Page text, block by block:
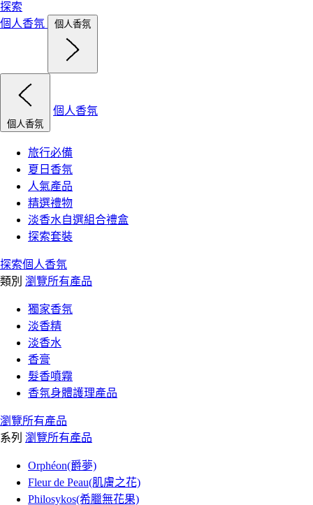
探索
個人香氛
個人香氛
個人香氛
個人香氛
旅行必備
夏日香氛
人氣產品
精選禮物
淡香水自選組合禮盒
探索套裝
探索個人香氛
類別 瀏覽所有產品
獨家香氛
淡香精
淡香水
香膏
髮香噴霧
香氛身體護理產品
瀏覽所有產品
系列 瀏覽所有產品
Orphéon(爵夢)
Fleur de Peau(肌膚之花)
Philosykos(希臘無花果)